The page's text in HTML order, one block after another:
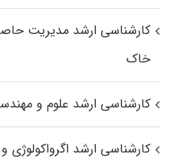
کارشناسی ارشد مدیریت
خاک
کارشناسی ارشد علوم و
کارشناسی ارشد اگرواکولوژی